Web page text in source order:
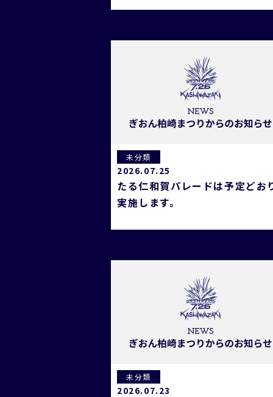
未分類
2026.07.25
たる仁和賀パレードは予定どお
実施します。
未分類
2026.07.23